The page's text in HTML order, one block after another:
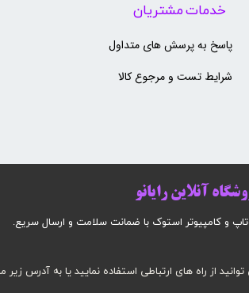
از راه های ارتباطی استفاده نمایید یا به آدرس زیر
و کامپیوتر استوک با ضمانت سلامت و ارسال سریع.​​​​​​​​​​​​​​
آنلاین رایانو
خدمات مشتریان
پاسخ به پرسش های متداول
شرایط تست و مرجوع کالا